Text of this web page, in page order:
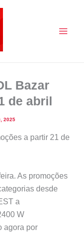
Bazar
de abril
2025
a partir 21 de
As promoções
desde
a
W
agora por